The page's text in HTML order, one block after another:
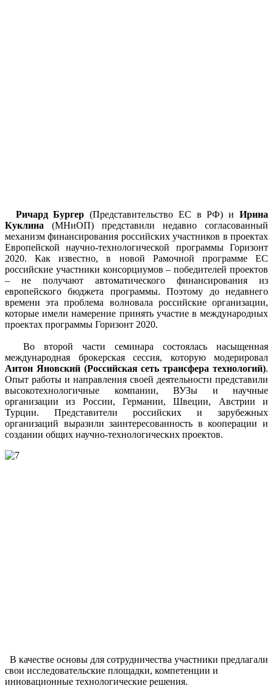
Ричард Бургер (Представительство ЕС в РФ) иИрина
Куклина (МНиОП) представили недавно согласованный
механизм финансирования российских участников в проектах
Европейской научно-технологической программы Горизонт
2020. Как известно, в новой Рамочной программе ЕС
российские участники консорциумов – победителей проектов
– не получают автоматического финансирования из
европейского бюджета программы. Поэтому до недавнего
времени эта проблема волновала российские организации,
которые имели намерение принять участие в международных
проектах программы Горизонт 2020.
Во второй части семинара состоялась насыщенная
международная брокерская сессия, которую модерировал
Антон Яновский (Российская сеть трансфера технологий).
Опыт работы и направления своей деятельности представили
высокотехнологичные компании, ВУЗы и научные
организации из России, Германии, Швеции, Австрии и
Турции. Представители российских и зарубежных
организаций выразили заинтересованность в кооперации и
создании общих научно-технологических проектов.
В качестве основы для сотрудничества участники предлагали
свои исследовательские площадки, компетенции и
инновационные технологические решения.